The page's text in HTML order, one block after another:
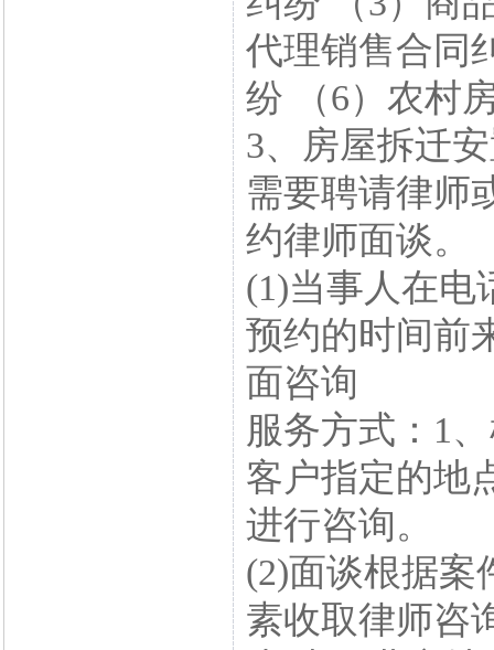
代理销售合同
纷 （6）农村
3、房屋拆迁
需要聘请律师
约律师面谈。
(1)当事人在电
预约的时间前
面咨询
服务方式：1
客户指定的地
进行咨询。
(2)面谈根据案
素收取律师咨